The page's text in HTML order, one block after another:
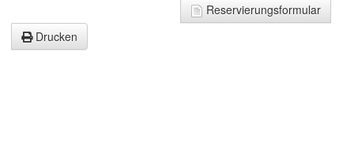
Reservierungsformular
Drucken